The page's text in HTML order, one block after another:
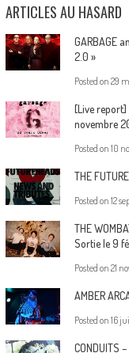
ARTICLES AU HASARD
GARBAGE
2.0 »
Posted on 29
[Live report]
novembre
Posted on 10
THE
Posted on 12
THE
Sortie le 9
Posted on 21
AMBER
Posted on 16
CONDUITS